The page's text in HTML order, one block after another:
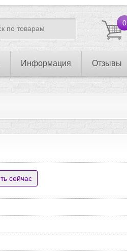
0
Информация Отзывы